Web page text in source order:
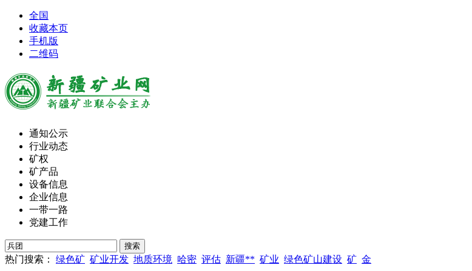
全国
收藏本页
手机版
二维码
通知公示
行业动态
矿权
矿产品
设备信息
企业信息
一带一路
党建工作
热门搜索： 绿色矿 矿业开发 地质环境 哈密 评估 新疆** 矿业 绿色矿山建设 矿 金